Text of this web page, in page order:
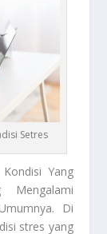
Setres
Yang
Mengalami
Di
stres yang